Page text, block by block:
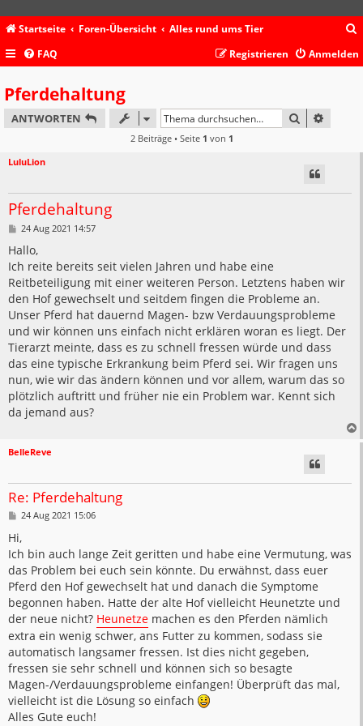
Startseite Foren-Übersicht Alles rund ums Tier
c
FAQ Anmelden
Registrieren
Pferdehaltung
ANTWORTEN SUCHE
2 Beiträge • Seite 1 von 1
LuluLion
Pferdehaltung
B
i
r
a
g
24 Aug 2021 14:57
Hallo,
Ich reite bereits seit vielen Jahren und habe eine
Reitbeteiligung mit einer weiteren Person. Letztens haben wir
den Hof gewechselt und seitdem fingen die Probleme an.
Unser Pferd hat dauernd Magen- bzw Verdauungsprobleme
und wir können uns einfach nicht erklären woran es liegt. Der
Tierarzt meinte, dass es zu schnell fressen würde und dass
das eine typische Erkrankung beim Pferd sei. Wir fragen uns
nun, wie wir das ändern können und vor allem, warum das so
plötzlich auftritt und früher nie ein Problem war. Kennt sich
da jemand aus?
BelleReve
Re: Pferdehaltung
B
i
t
r
a
g
24 Aug 2021 15:06
Hi,
Ich bin auch lange Zeit geritten und habe eine Vermutung, was
das Problem bei euch sein könnte. Du erwähnst, dass euer
Pferd den Hof gewechselt hat und danach die Symptome
begonnen haben. Hatte der alte Hof vielleicht Heunetzte und
der neue nicht? Heunetze machen es den Pferden nämlich
extra ein wenig schwer, ans Futter zu kommen, sodass sie
automatisch langsamer fressen. Ist dies nicht gegeben,
fressen sie sehr schnell und können sich so besagte
Magen-/Verdauungsprobleme einfangen! Überprüft das mal,
vielleicht ist die Lösung so einfach
Alles Gute euch!